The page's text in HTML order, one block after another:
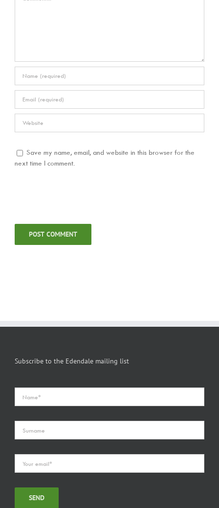
Save my name, email, and website in this browser for the
next time I comment.
Subscribe to the Edendale mailing list